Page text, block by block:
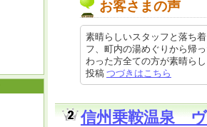
お客さまの声
素晴らしいスタッフと落ち
フ、町内の湯めぐりから帰
わった方全ての方が素晴ら
投稿 つづきはこちら
信州乗鞍温泉